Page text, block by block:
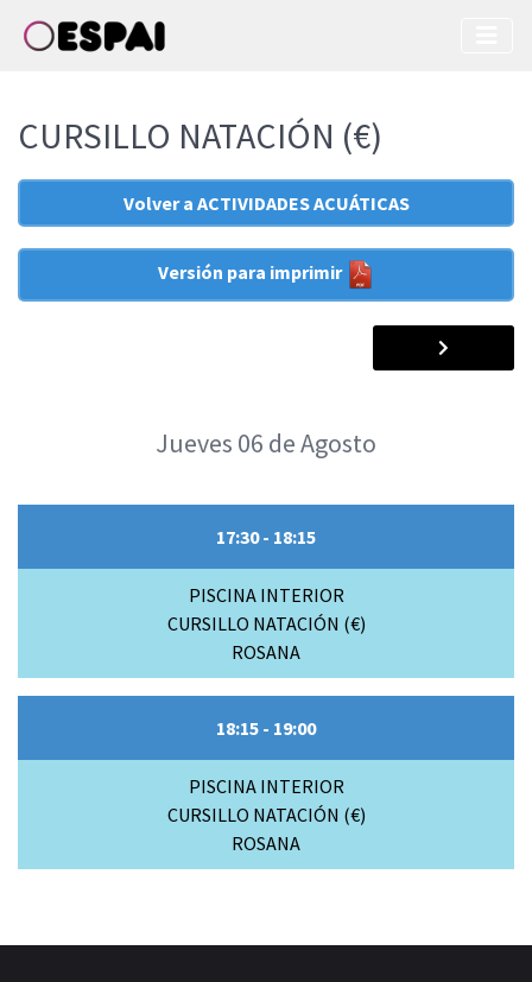
CURSILLO NATACIÓN (€)
Volver a ACTIVIDADES ACUÁTICAS
Versión para imprimir
Jueves 06 de Agosto
17:30 - 18:15
PISCINA INTERIOR
CURSILLO NATACIÓN (€)
ROSANA
18:15 - 19:00
PISCINA INTERIOR
CURSILLO NATACIÓN (€)
ROSANA